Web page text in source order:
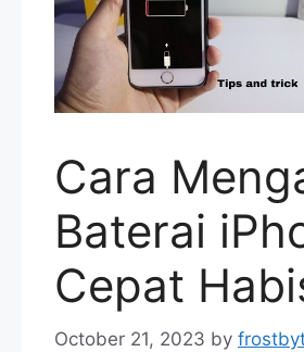
Cara
Baterai
Cepat
October 21, 2023 by